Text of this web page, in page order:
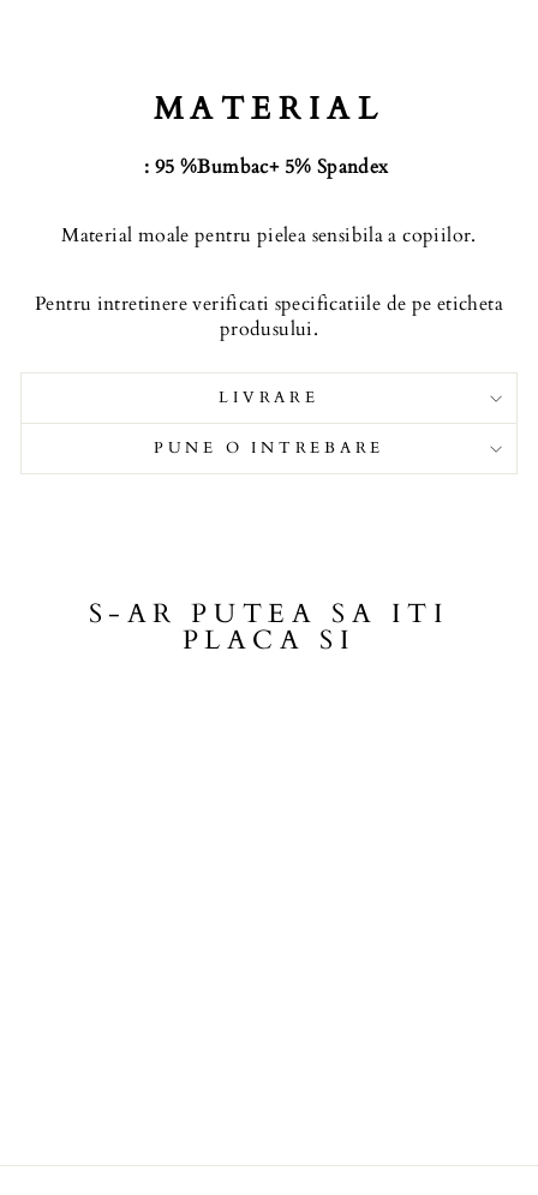
MATERIAL
: 95 %Bumbac+ 5% Spandex
Material moale pentru pielea sensibila a copiilor.
Pentru intretinere verificati specificatiile de pe eticheta
produsului.
LIVRARE
PUNE O INTREBARE
S-AR PUTEA SA ITI
PLACA SI